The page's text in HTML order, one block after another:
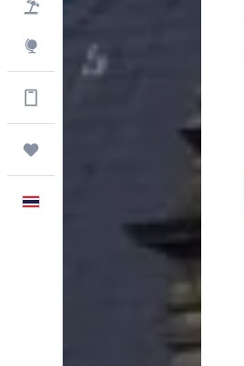
สำรวจ